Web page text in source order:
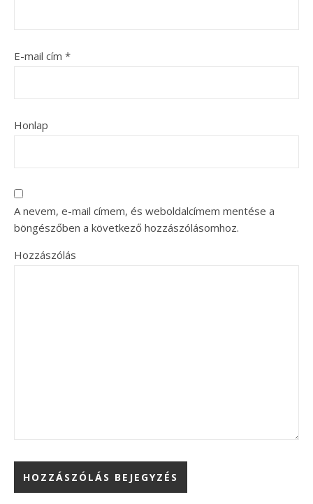
E-mail cím *
Honlap
A nevem, e-mail címem, és weboldalcímem mentése a
böngészőben a következő hozzászólásomhoz.
Hozzászólás